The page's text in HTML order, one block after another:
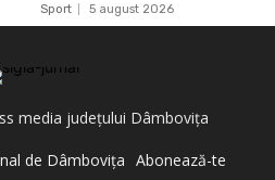
Sport 5 august 2026
media judeţului Dâmboviţa
de Dâmboviţa Abonează-te